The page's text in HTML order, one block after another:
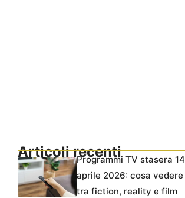
Articoli recentiProgrammi TV stasera 14
aprile 2026: cosa vedere
tra fiction, reality e film